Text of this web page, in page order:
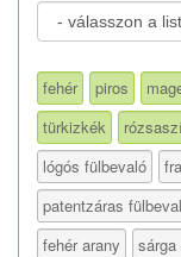
fehér piros
türkizkék
lógós fülbevaló
patentzáras
fehér arany
sárga